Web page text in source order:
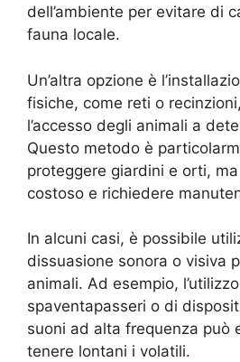
dell’ambiente per evitare di
fauna locale.
Un’altra opzione è
fisiche, come reti o
l’accesso degli animali a
Questo metodo è
proteggere giardini e orti,
costoso e richiedere
In alcuni casi, è possibile
dissuasione sonora o visiva
animali. Ad esempio,
spaventapasseri o di
suoni ad alta frequenza può
tenere lontani i volatili.